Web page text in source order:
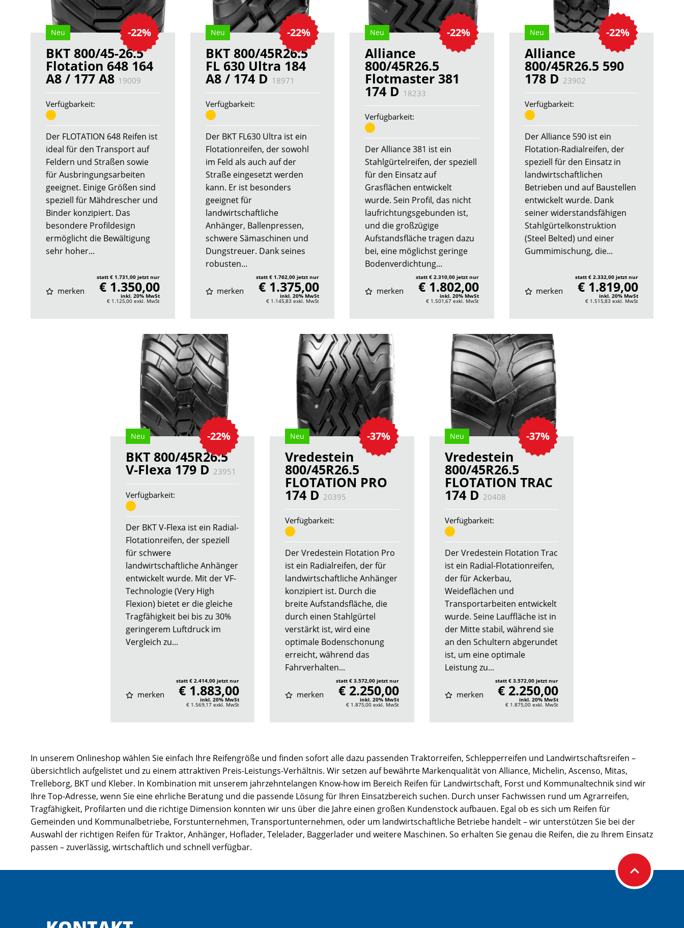
-22%
Neu
BKT 800/45-26.5
Flotation 648 164
A8 / 177 A8 19009
Verfügbarkeit:
Der FLOTATION 648 Reifen ist
ideal für den Transport auf
Feldern und Straßen sowie
für Ausbringungsarbeiten
geeignet. Einige Größen sind
speziell für Mähdrescher und
Binder konzipiert. Das
besondere Profildesign
ermöglicht die Bewältigung
sehr hoher...
merken
statt € 1.731,00 jetzt nur
€ 1.350,00
inkl. 20% MwSt
€ 1.125,00 exkl. MwSt
-22%
Neu
BKT 800/45R26.5
FL 630 Ultra 184
A8 / 174 D 18971
Verfügbarkeit:
Der BKT FL630 Ultra ist ein
Flotationreifen, der sowohl
im Feld als auch auf der
Straße eingesetzt werden
kann. Er ist besonders
geeignet für
landwirtschaftliche
Anhänger, Ballenpressen,
schwere Sämaschinen und
Dungstreuer. Dank seines
robusten...
merken
statt € 1.762,00 jetzt nur
€ 1.375,00
inkl. 20% MwSt
€ 1.145,83 exkl. MwSt
-22%
Neu
Alliance
800/45R26.5
Flotmaster 381
174 D 18233
Verfügbarkeit:
Der Alliance 381 ist ein
Stahlgürtelreifen, der speziell
für den Einsatz auf
Grasflächen entwickelt
wurde. Sein Profil, das nicht
laufrichtungsgebunden ist,
und die großzügige
Aufstandsfläche tragen dazu
bei, eine möglichst geringe
Bodenverdichtung...
merken
statt € 2.310,00 jetzt nur
€ 1.802,00
inkl. 20% MwSt
€ 1.501,67 exkl. MwSt
-22%
Neu
Alliance
800/45R26.5 590
178 D 23902
Verfügbarkeit:
Der Alliance 590 ist ein
Flotation-Radialreifen, der
speziell für den Einsatz in
landwirtschaftlichen
Betrieben und auf Baustellen
entwickelt wurde. Dank
seiner widerstandsfähigen
Stahlgürtelkonstruktion
(Steel Belted) und einer
Gummimischung, die...
merken
statt € 2.332,00 jetzt nur
€ 1.819,00
inkl. 20% MwSt
€ 1.515,83 exkl. MwSt
-22%
Neu
BKT 800/45R26.5
V-Flexa 179 D 23951
Verfügbarkeit:
Der BKT V-Flexa ist ein Radial-
Flotationreifen, der speziell
für schwere
landwirtschaftliche Anhänger
entwickelt wurde. Mit der VF-
Technologie (Very High
Flexion) bietet er die gleiche
Tragfähigkeit bei bis zu 30%
geringerem Luftdruck im
Vergleich zu...
merken
statt € 2.414,00 jetzt nur
€ 1.883,00
inkl. 20% MwSt
€ 1.569,17exkl. MwSt
-37%
Neu
Vredestein
800/45R26.5
FLOTATION PRO
174 D 20395
Verfügbarkeit:
Der Vredestein Flotation Pro
ist ein Radialreifen, der für
landwirtschaftliche Anhänger
konzipiert ist. Durch die
breite Aufstandsfläche, die
durch einen Stahlgürtel
verstärkt ist, wird eine
optimale Bodenschonung
erreicht, während das
Fahrverhalten...
merken
statt € 3.572,00 jetzt nur
€ 2.250,00
inkl. 20% MwSt
€ 1.875,00 exkl. MwSt
-37%
Neu
Vredestein
800/45R26.5
FLOTATION TRAC
174 D 20408
Verfügbarkeit:
Der Vredestein Flotation Trac
ist ein Radial-Flotationreifen,
der für Ackerbau,
Weideflächen und
Transportarbeiten entwickelt
wurde. Seine Lauffläche ist in
der Mitte stabil, während sie
an den Schultern abgerundet
ist, um eine optimale
Leistung zu...
merken
statt € 3.572,00 jetzt nur
€ 2.250,00
inkl. 20% MwSt
€ 1.875,00exkl. MwSt
In unserem Onlineshop wählen Sie einfach Ihre Reifengröße und finden sofort alle dazu passenden Traktorreifen, Schlepperreifen und Landwirtschaftsreifen –
übersichtlich aufgelistet und zu einem attraktiven Preis-Leistungs-Verhältnis. Wir setzen auf bewährte Markenqualität von Alliance, Michelin, Ascenso, Mitas,
Trelleborg, BKT und Kleber. In Kombination mit unserem jahrzehntelangen Know-how im Bereich Reifen für Landwirtschaft, Forst und Kommunaltechnik sind wir
Ihre Top-Adresse, wenn Sie eine ehrliche Beratung und die passende Lösung für Ihren Einsatzbereich suchen. Durch unser Fachwissen rund um Agrarreifen,
Tragfähigkeit, Profilarten und die richtige Dimension konnten wir uns über die Jahre einen großen Kundenstock aufbauen. Egal ob es sich um Reifen für
Gemeinden und Kommunalbetriebe, Forstunternehmen, Transportunternehmen, oder um landwirtschaftliche Betriebe handelt – wir unterstützen Sie bei der
Auswahl der richtigen Reifen für Traktor, Anhänger, Hoflader, Telelader, Baggerlader und weitere Maschinen. So erhalten Sie genau die Reifen, die zu Ihrem Einsatz
passen – zuverlässig, wirtschaftlich und schnell verfügbar.